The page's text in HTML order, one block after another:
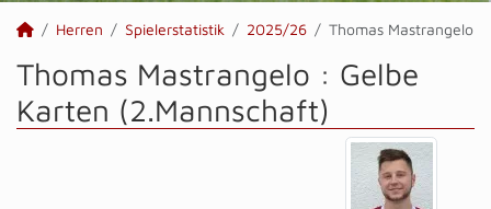
Herren Spielerstatistik 2025/26 Thomas Mastrangelo
Thomas Mastrangelo : Gelbe
Karten (2.Mannschaft)